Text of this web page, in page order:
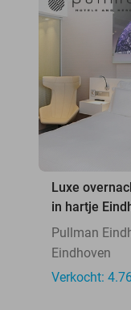
Luxe
in hartje
Pullman
Eindhoven
Verkocht: